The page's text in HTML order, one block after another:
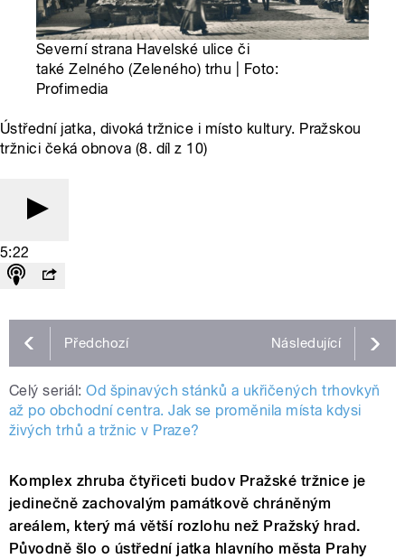
Severní strana Havelské ulice či
také Zelného (Zeleného) trhu | Foto:
Profimedia
Ústřední jatka, divoká tržnice i místo kultury. Pražskou
tržnici čeká obnova (8. díl z 10)
5:22
Předchozí Následující
Celý seriál: Od špinavých stánků a ukřičených trhovkyň
až po obchodní centra. Jak se proměnila místa kdysi
živých trhů a tržnic v Praze?
Komplex zhruba čtyřiceti budov Pražské tržnice je
jedinečně zachovalým památkově chráněným
areálem, který má větší rozlohu než Pražský hrad.
Původně šlo o ústřední jatka hlavního města Prahy